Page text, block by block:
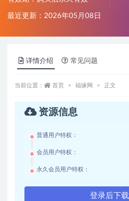
最近更新：2026年05月08日
详情介绍 常见问题
当前位置： 首页 福缘网 正文
资源信息
普通用户特权：
会员用户特权：
永久会员用户特权：
登录后下载